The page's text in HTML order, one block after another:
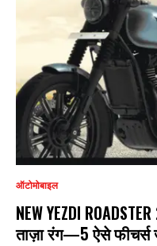
ऑटोमोबाइल
NEW YEZDI
ताज़ा रंग—5 ऐसे